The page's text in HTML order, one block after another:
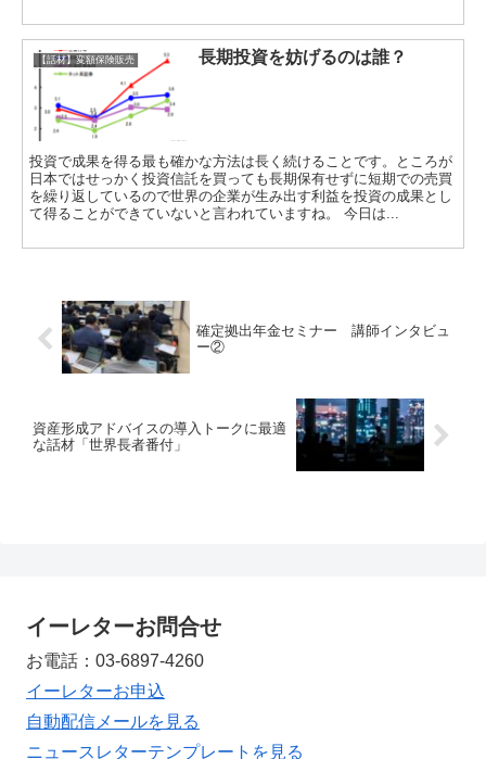
【話材】変額保険販売 長期投資を妨げるのは誰？
投資で成果を得る最も確かな方法は長く続けることです。ところが
日本ではせっかく投資信託を買っても長期保有せずに短期での売買
を繰り返しているので世界の企業が生み出す利益を投資の成果とし
て得ることができていないと言われていますね。 今日は...
確定拠出年金セミナー 講師インタビュ
ー②
資産形成アドバイスの導入トークに最適
な話材「世界長者番付」
イーレターお問合せ
お電話：03-6897-4260
イーレターお申込
自動配信メールを見る
ニュースレターテンプレートを見る